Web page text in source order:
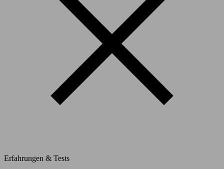
Erfahrungen & Tests